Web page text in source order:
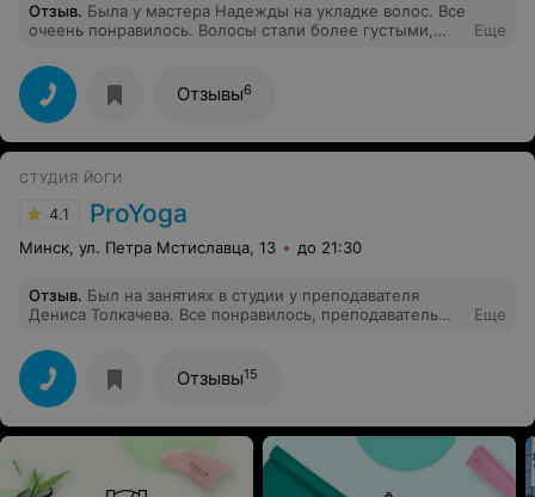
Отзыв. Была у мастера Надежды на укладке волос. Все
очеень понравилось. Волосы стали более густыми,
Еще
Отзывы6
СТУДИЯ ЙОГИ
4.1 ProYoga
Минск, ул. Петра Мстиславца, 13 до 21:30
Отзыв. Был на занятиях в студии у преподавателя
Дениса Толкачева. Все понравилось, преподаватель
этого ходил в студию к разным преподавателям, и
могу сказать точно, что все они - профессионалы
своего дела! Классная атмосфера, приветливый
персонал, вкусный кофе. Обязательно посетите это
место, если не разу до этого здесь не были.
Еще
Отзывы15